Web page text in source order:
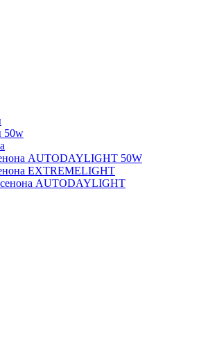
50w
AUTODAYLIGHT 50W
EXTREMELIGHT
AUTODAYLIGHT